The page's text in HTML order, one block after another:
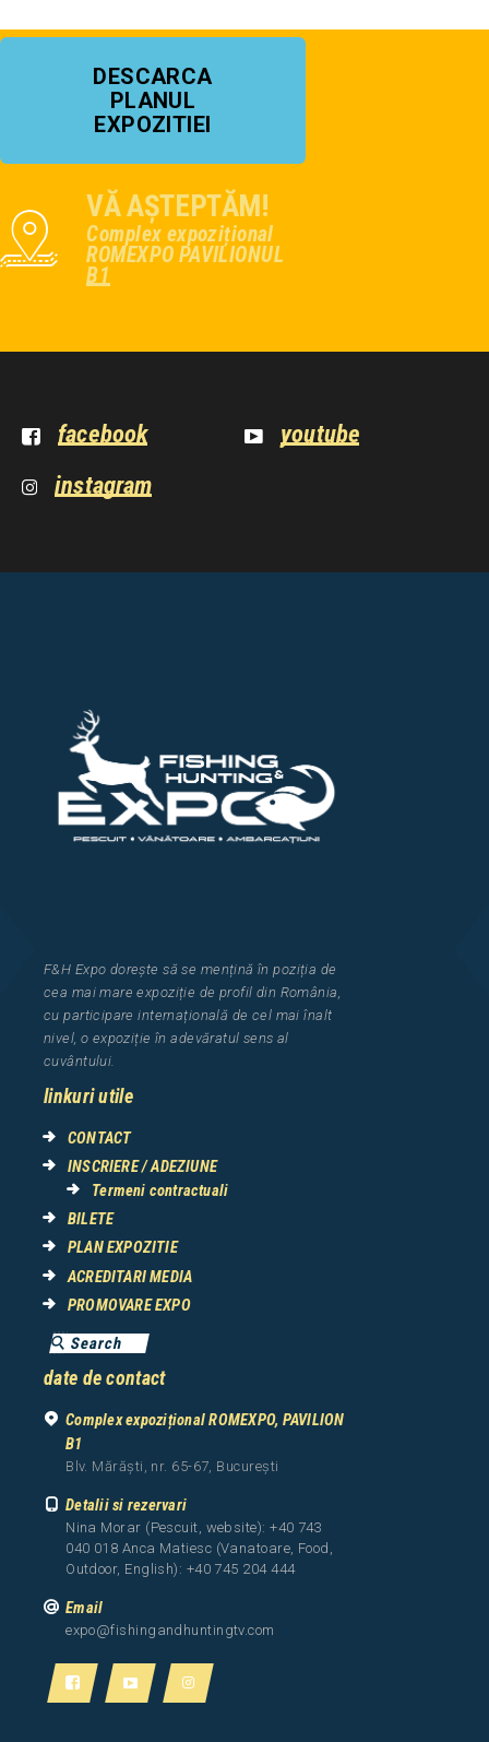
DESCARCA
PLANUL
EXPOZITIEI
VĂ AȘTEPTĂM!
Complex expozițional
ROMEXPO PAVILIONUL
B1
facebook
youtube
instagram
F&H Expo dorește să se mențină în poziția de
cea mai mare expoziție de profil din România
cu participare internațională de cel maiînalt
nivel, o expoziție în adevăratul sens al
cuvântului.
linkuri utile
CONTACT
INSCRIERE / ADEZIUNE
Termeni contractuali
BILETE
PLAN EXPOZITIE
ACREDITARI MEDIA
PROMOVARE EXPO
date de contact
Complex expozițional ROMEXPO, PAVILION
B1
Blv. Mărăști, nr. 65-67, București
Detalii si rezervari
Nina Morar (Pescuit, website): +40 743
040 018 Anca Matiesc (Vanatoare, Food,
Outdoor, English): +40 745 204 444
Email
expo@fishingandhuntingtv.com